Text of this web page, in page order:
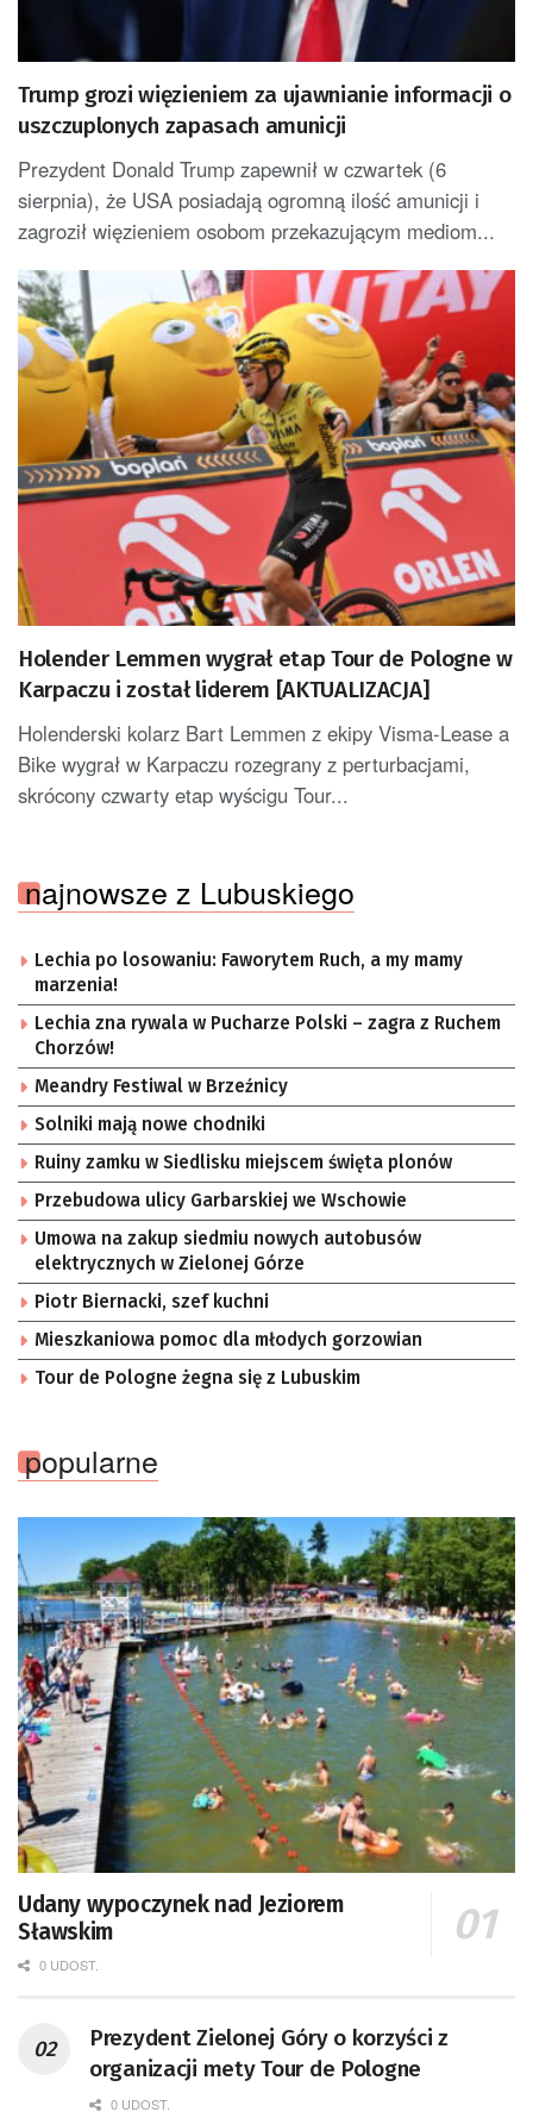
Trump grozi więzieniem za ujawnianie informacji o
uszczuplonych zapasach amunicji
Prezydent Donald Trump zapewnił w czwartek (6
sierpnia), że USA posiadają ogromną ilość amunicji i
zagroził więzieniem osobom przekazującym mediom...
Holender Lemmen wygrał etap Tour de Pologne w
Karpaczu i został liderem [AKTUALIZACJA]
Holenderski kolarz Bart Lemmen z ekipy Visma-Lease a
Bike wygrał w Karpaczu rozegrany z perturbacjami,
skrócony czwarty etap wyścigu Tour...
najnowsze z Lubuskiego
Lechia po losowaniu: Faworytem Ruch, a my mamy
marzenia!
Lechia zna rywala w Pucharze Polski – zagra z Ruchem
Chorzów!
Meandry Festiwal w Brzeźnicy
Solniki mają nowe chodniki
Ruiny zamku w Siedlisku miejscem święta plonów
Przebudowa ulicy Garbarskiej we Wschowie
Umowa na zakup siedmiu nowych autobusów
elektrycznych w Zielonej Górze
Piotr Biernacki, szef kuchni
Mieszkaniowa pomoc dla młodych gorzowian
Tour de Pologne żegna się z Lubuskim
popularne
Udany wypoczynek nad Jeziorem
Sławskim
0 UDOST.
Prezydent Zielonej Góry o korzyści z
organizacji mety Tour de Pologne
0 UDOST.